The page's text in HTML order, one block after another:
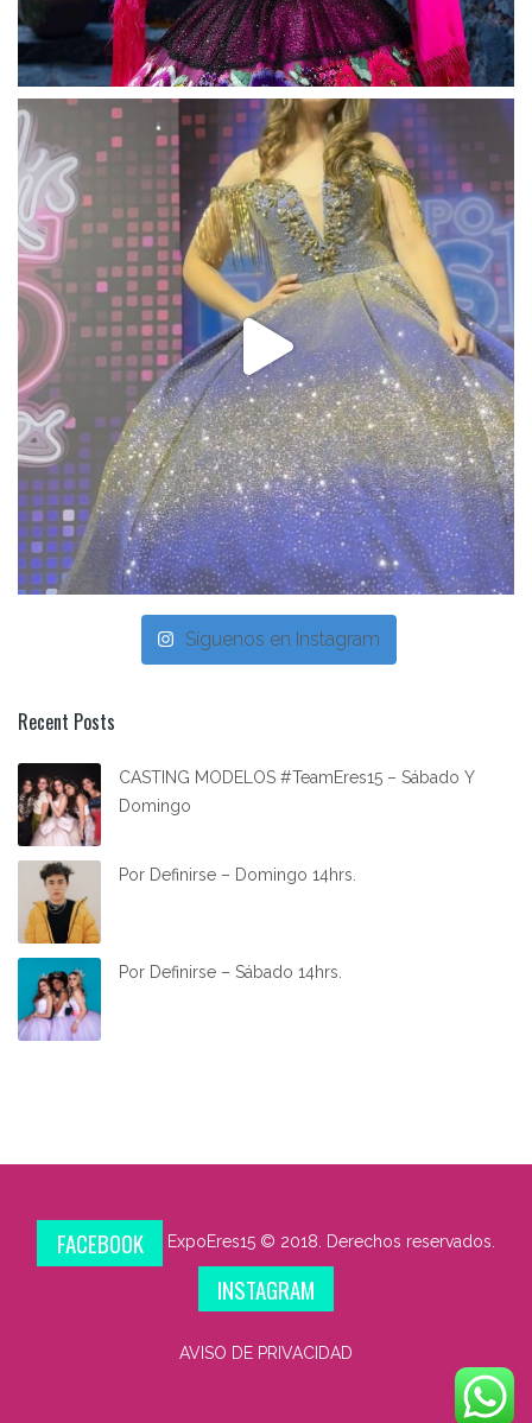
Síguenos en Instagram
Recent Posts
CASTING MODELOS #TeamEres15 – Sábado Y
Domingo
Por Definirse – Domingo 14hrs.
Por Definirse – Sábado 14hrs.
FACEBOOK ExpoEres15 © 2018. Derechos reservados.
INSTAGRAM
AVISO DE PRIVACIDAD